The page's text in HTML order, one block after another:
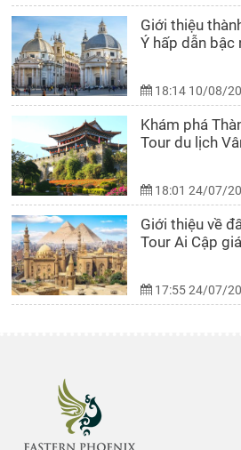
Giới thiệu
Ý hấp dẫn bậc
18:14 10/08/
Khám phá
Tour du lịch
18:01 24/07/
Giới thiệu về
Tour Ai Cập
17:55 24/07/